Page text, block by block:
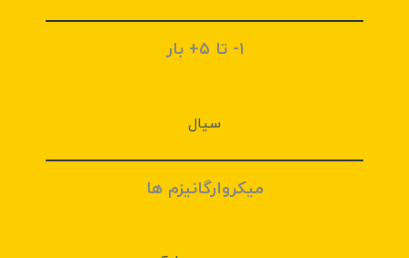
۱- تا ۵+ بار
سیال
میکروارگانیزم ها